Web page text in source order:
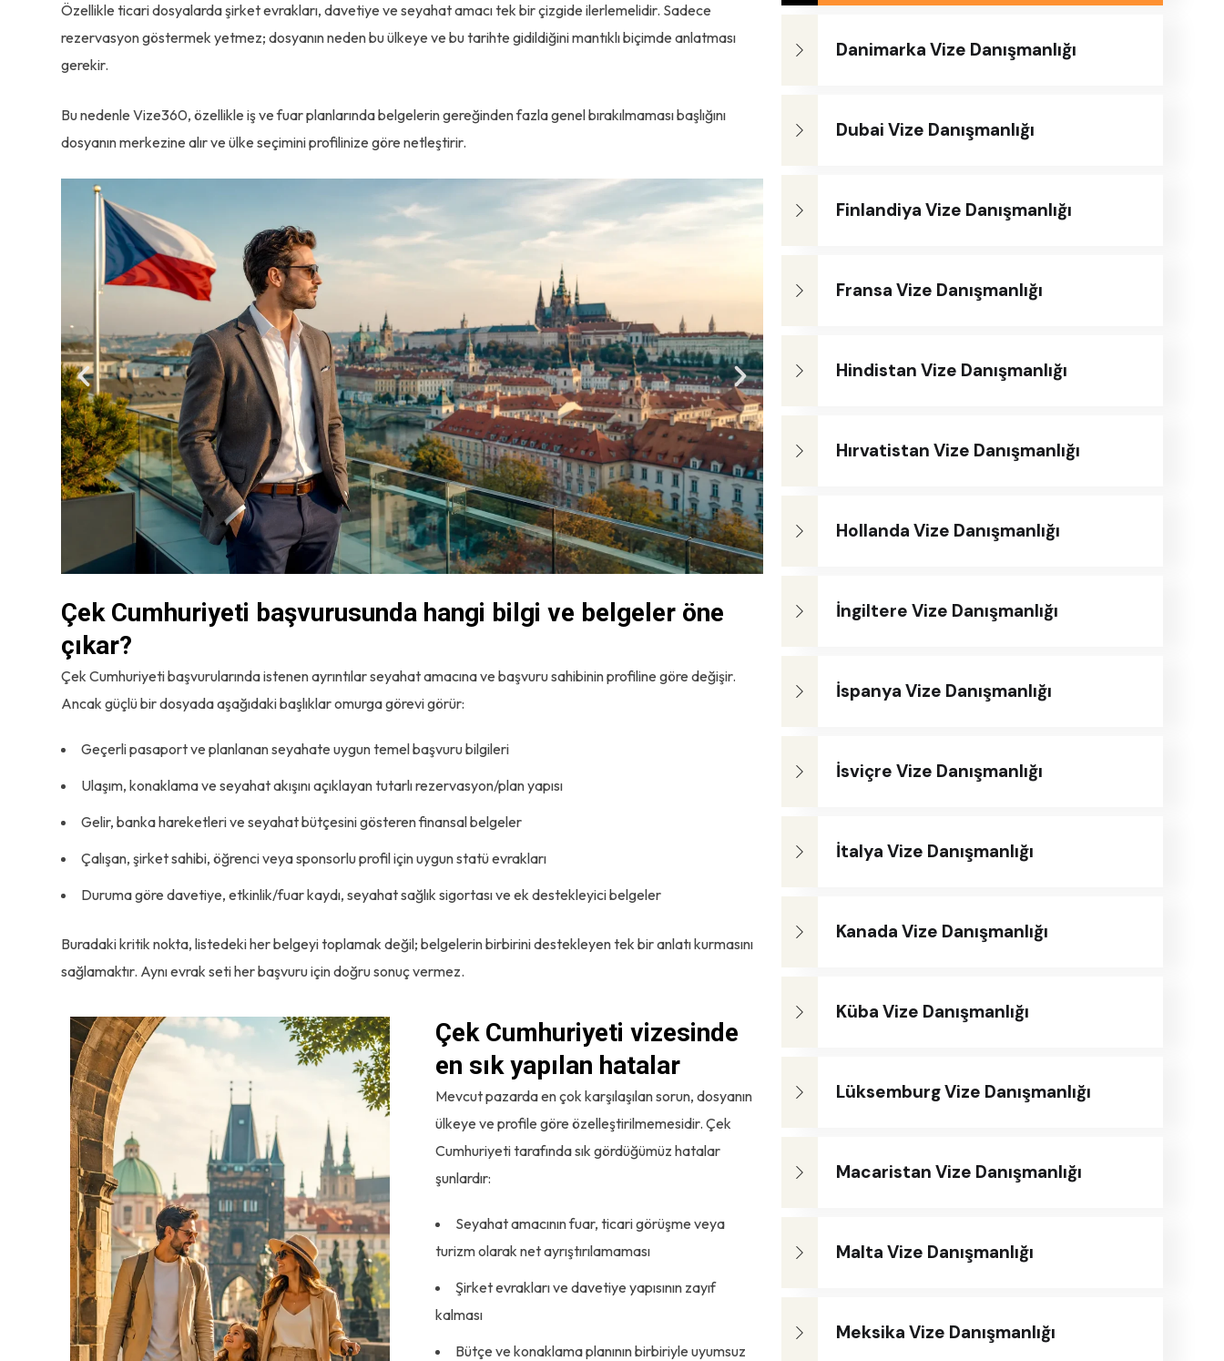
Özellikle ticari dosyalarda şirket evrakları, davetiye ve seyahat amacı tek bir çizgide ilerlemelidir. Sadece
rezervasyon göstermek yetmez; dosyanın neden bu ülkeye ve bu tarihte gidildiğini mantıklı biçimde anlatması
gerekir.
Bu nedenle Vize360, özellikle iş ve fuar planlarında belgelerin gereğinden fazla genel bırakılmaması başlığını
dosyanın merkezine alır ve ülke seçimini profilinize göre netleştirir.
Çek Cumhuriyeti başvurusunda hangi bilgi ve belgeler öne
çıkar?
Çek Cumhuriyeti başvurularında istenen ayrıntılar seyahat amacına ve başvuru sahibinin profiline göre değişir.
Ancak güçlü bir dosyada aşağıdaki başlıklar omurga görevi görür:
Geçerli pasaport ve planlanan seyahate uygun temel başvuru bilgileri
Ulaşım, konaklama ve seyahat akışını açıklayan tutarlı rezervasyon/plan yapısı
Gelir, banka hareketleri ve seyahat bütçesini gösteren finansal belgeler
Çalışan, şirket sahibi, öğrenci veya sponsorlu profil için uygun statü evrakları
Duruma göre davetiye, etkinlik/fuar kaydı, seyahat sağlık sigortası ve ek destekleyici belgeler
Buradaki kritik nokta, listedeki her belgeyi toplamak değil; belgelerin birbirini destekleyen tek bir anlatı kurmasını
sağlamaktır. Aynı evrak seti her başvuru için doğru sonuç vermez.
Çek Cumhuriyeti vizesinde
en sık yapılan hatalar
Mevcut pazarda en çok karşılaşılan sorun, dosyanın
ülkeye ve profile göre özelleştirilmemesidir. Çek
Cumhuriyeti tarafında sık gördüğümüz hatalar
şunlardır:
Seyahat amacının fuar, ticari görüşme veya
turizm olarak net ayrıştırılamaması
Şirket evrakları ve davetiye yapısının zayıf
kalması
Bütçe ve konaklama planının birbiriyle uyumsuz
Danimarka Vize Danışmanlığı
Dubai Vize Danışmanlığı
Finlandiya Vize Danışmanlığı
Fransa Vize Danışmanlığı
Hindistan Vize Danışmanlığı
Hırvatistan Vize Danışmanlığı
Hollanda Vize Danışmanlığı
İngiltere Vize Danışmanlığı
İspanya Vize Danışmanlığı
İsviçre Vize Danışmanlığı
İtalya Vize Danışmanlığı
Kanada Vize Danışmanlığı
Küba Vize Danışmanlığı
Lüksemburg Vize Danışmanlığı
Macaristan Vize Danışmanlığı
Malta Vize Danışmanlığı
Meksika Vize Danışmanlığı